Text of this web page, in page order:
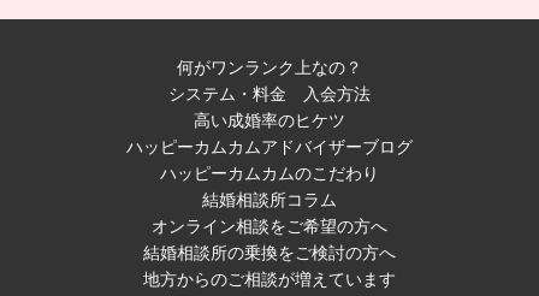
何がワンランク上なの？
システム・料金
入会方法
高い成婚率のヒケツ
ハッピーカムカムアドバイザーブログ
ハッピーカムカムのこだわり
結婚相談所コラム
オンライン相談をご希望の方へ
結婚相談所の乗換をご検討の方へ
地方からのご相談が増えています